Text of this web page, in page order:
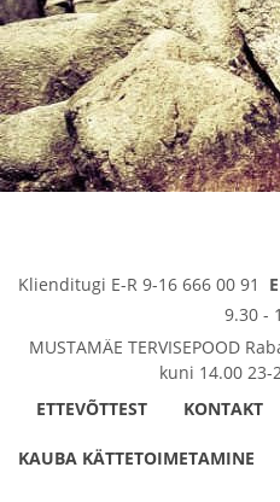
Klienditugi E-R 9-16 666 00 91 E
9.30 -
MUSTAMÄE TERVISEPOOD
kuni 14.00 23-
ETTEVÕTTEST
KONTAKT
KAUBA KÄTTETOIMETAMINE